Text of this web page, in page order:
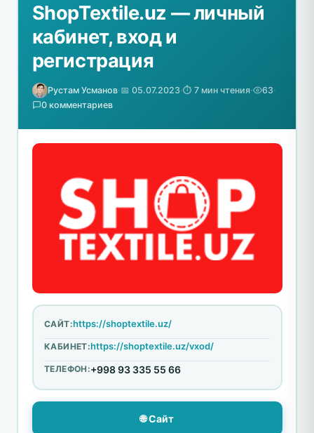
ShopTextile.uz — личный
кабинет, вход и
регистрация
Рустам Усманов·📅 05.07.2023·⏱️ 7 мин чтения· 63·
0 комментариев
САЙТ:https://shoptextile.uz/
КАБИНЕТ:https://shoptextile.uz/vxod/
ТЕЛЕФОН:+998 93 335 55 66
🌐 Сайт